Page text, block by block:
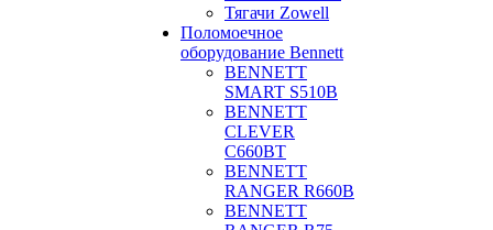
Тягачи Zowell
Поломоечное
оборудование Bennett
BENNETT
SMART S510B
BENNETT
CLEVER
C660BT
BENNETT
RANGER R660B
BENNETT